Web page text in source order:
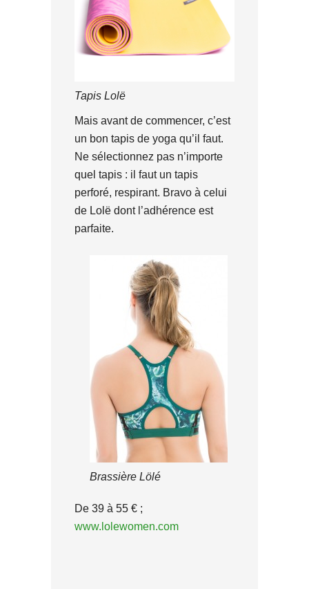
Tapis Lolë
Mais avant de commencer, c’est
un bon tapis de yoga qu’il faut.
Ne sélectionnez pas n’importe
quel tapis : il faut un tapis
perforé, respirant. Bravo à celui
de Lolë dont l’adhérence est
parfaite.
Brassière Lölé
De 39 à 55 € ;
www.lolewomen.com